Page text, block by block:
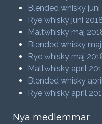
Blended whisky juni
Rye whisky juni
Maltwhisky maj
Blended whisky
Rye whisky maj
Maltwhisky april
Blended whisky
Rye whisky april
Nya medlemmar